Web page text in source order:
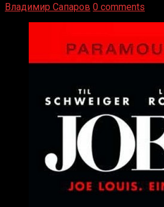
Владимир Сапаров 0 comments